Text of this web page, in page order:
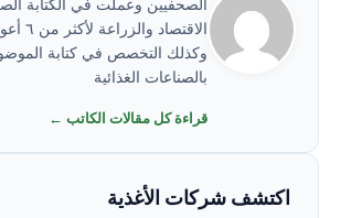
وكذلك التخصص في كتابة
بالصناعات الغذائية
قراءة كل مقالات الكاتب ←
اكتشف شركات الأغذية